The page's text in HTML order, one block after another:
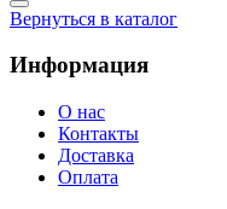
Вернуться в каталог
Информация
О нас
Контакты
Доставка
Оплата